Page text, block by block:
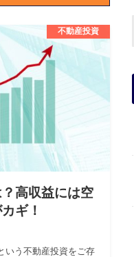
不動産投資
高収益には空
ギ！
いう不動産投資をご存